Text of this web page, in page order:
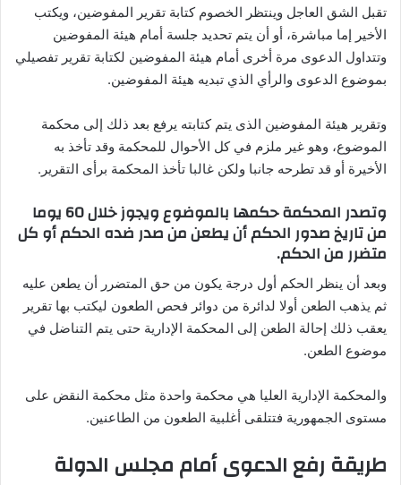
تقبل الشق العاجل وينتظر الخصوم كتابة تقرير المفوضين، ويكتب
الأخير إما مباشرة، أو أن يتم تحديد جلسة أمام هيئة المفوضين
وتتداول الدعوى مرة أخرى أمام هيئة المفوضين لكتابة تقرير تفصيلي
بموضوع الدعوى والرأي الذي تبديه هيئة المفوضين.
وتقرير هيئة المفوضين الذى يتم كتابته يرفع بعد ذلك إلى محكمة
الموضوع، وهو غير ملزم في كل الأحوال للمحكمة وقد تأخذ به
الأخيرة أو قد تطرحه جانبا ولكن غالبا تأخذ المحكمة برأى التقرير.
وتصدر المحكمة حكمها بالموضوع ويجوز خلال 60 يوما
من تاريخ صدور الحكم أن يطعن من صدر ضده الحكم أو كل
متضرر من الحكم.
وبعد أن ينظر الحكم أول درجة يكون من حق المتضرر أن يطعن عليه
ثم يذهب الطعن أولا لدائرة من دوائر فحص الطعون ليكتب بها تقرير
يعقب ذلك إحالة الطعن إلى المحكمة الإدارية حتى يتم التناضل في
موضوع الطعن.
والمحكمة الإدارية العليا هي محكمة واحدة مثل محكمة النقض على
مستوى الجمهورية فتتلقى أغلبية الطعون من الطاعنين.
طريقة رفع الدعوى أمام مجلس الدولة